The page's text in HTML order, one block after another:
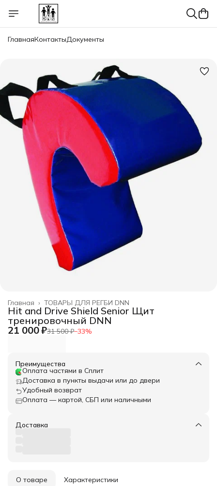
ГлавнаяКонтактыДокументы
ТОВАРЫ ДЛЯ РЕГБИ DNN
Главная ›
Hit and Drive Shield Senior Щит
тренировочный DNN
21 000 ₽31 500 ₽−33%
Преимущества
Оплата частями в Сплит
Доставка в пункты выдачи или до двери
Удобный возврат
Оплата — картой, СБП или наличными
Доставка
О товаре Характеристики